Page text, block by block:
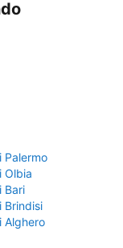
Palermo
Olbia
Bari
Brindisi
Alghero